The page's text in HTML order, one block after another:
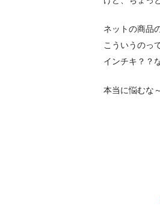
ネットの商品
こういうのっ
インチキ？？
本当に悩むな～